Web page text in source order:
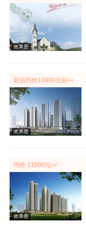
效果图
效果图
折后均价10900元起/㎡
均价 11000元/㎡